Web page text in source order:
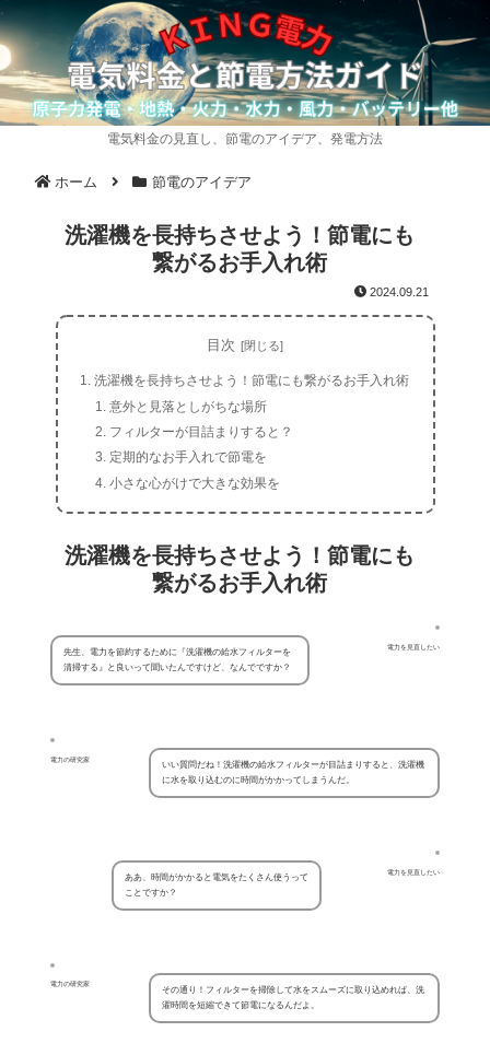
電気料金の見直し、節電のアイデア、発電方法
ホーム 節電のアイデア
洗濯機を長持ちさせよう！節電にも
繋がるお手入れ術
2024.09.21
目次
洗濯機を長持ちさせよう！節電にも繋がるお手入れ術
意外と見落としがちな場所
フィルターが目詰まりすると？
定期的なお手入れで節電を
小さな心がけで大きな効果を
洗濯機を長持ちさせよう！節電にも
繋がるお手入れ術
電力を見直したい
先生、電力を節約するために『洗濯機の給水フィルターを
清掃する』と良いって聞いたんですけど、なんでですか？
電力の研究家
いい質問だね！洗濯機の給水フィルターが目詰まりすると、洗濯機
に水を取り込むのに時間がかかってしまうんだ。
電力を見直したい
ああ、時間がかかると電気をたくさん使うって
ことですか？
電力の研究家
その通り！フィルターを掃除して水をスムーズに取り込めれば、洗
濯時間を短縮できて節電になるんだよ。